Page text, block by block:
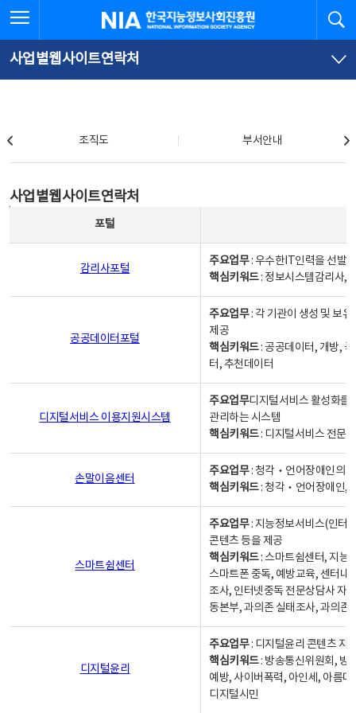
문
로
가
체
뉴
바
가
한국지능정보사회진흥원
사업별웹사이트연락처
조직도 부서안내
사업별웹사이트연락처
포털
감리사포털
주요업무: 우수한IT인력을 선발
핵심키워드: 정보시스템감리사,
공공데이터포털
주요업무: 각 기관이 생성 및 보
제공
핵심키워드: 공공데이터, 개방,
터, 추천데이터
디지털서비스 이용지원시스템
주요업무디지털서비스 활성화를
관리하는 시스템
핵심키워드: 디지털서비스 전문
손말이음센터
주요업무: 청각‧언어장애인의
핵심키워드: 청각‧언어장애인,
스마트쉼센터
주요업무: 지능정보서비스(인터
콘텐츠 등을 제공
핵심키워드: 스마트쉼센터, 지능
스마트폰 중독, 예방교육, 센터내
조사, 인터넷중독 전문상담사 자
동본부, 과의존 실태조사, 과의존
디지털윤리
주요업무: 디지털윤리 콘텐츠 지
핵심키워드: 방송통신위원회, 방
예방, 사이버폭력, 아인세, 아름
디지털시민